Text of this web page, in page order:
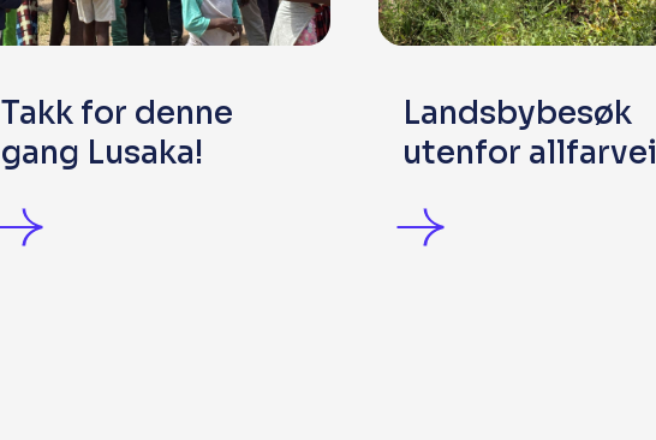
Takk for denne
gang Lusaka!
Landsbybesøk
utenfor allfarvei